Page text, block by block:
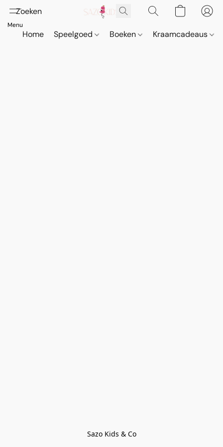
Home Speelgoed Boeken Kraamcadeaus
Sazo Kids & Co